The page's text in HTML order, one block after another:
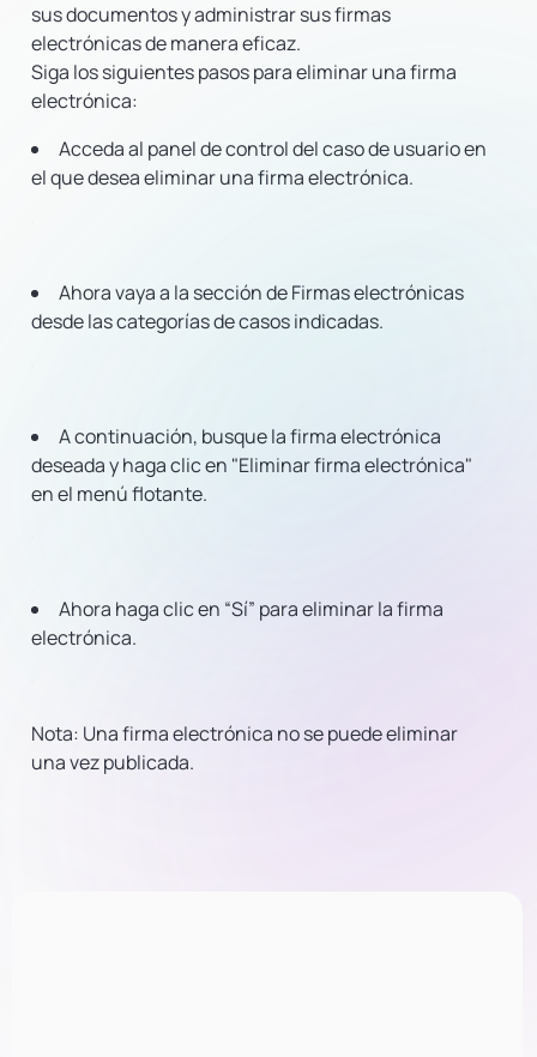
sus documentos y administrar sus firmas
electrónicas de manera eficaz.
Siga los siguientes pasos para eliminar una firma
electrónica:
Acceda al panel de control del caso de usuario en
el que desea eliminar una firma electrónica.
Ahora vaya a la sección de Firmas electrónicas
desde las categorías de casos indicadas.
A continuación, busque la firma electrónica
deseada y haga clic en "Eliminar firma electrónica"
en el menú flotante.
Ahora haga clic en “Sí” para eliminar la firma
electrónica.
Nota: Una firma electrónica no se puede eliminar
una vez publicada.